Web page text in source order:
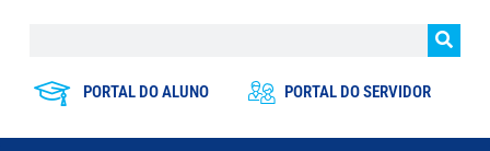
PORTAL DO ALUNO PORTAL DO SERVIDOR